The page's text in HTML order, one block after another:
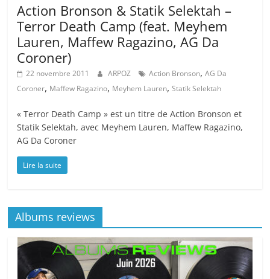
Action Bronson & Statik Selektah –
Terror Death Camp (feat. Meyhem
Lauren, Maffew Ragazino, AG Da
Coroner)
22 novembre 2011 ARPOZ Action Bronson,AG Da
Coroner, Maffew Ragazino, Meyhem Lauren,Statik Selektah
« Terror Death Camp » est un titre de Action Bronson et
Statik Selektah, avec Meyhem Lauren, Maffew Ragazino,
AG Da Coroner
Lire la suite
Albums reviews